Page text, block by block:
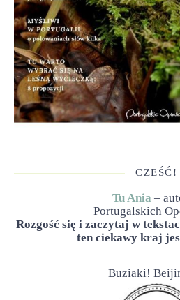
CZEŚĆ!
Tu Ania –
Portugalskich
Rozgość się i zaczytaj w
ten ciekawy kraj
Buziaki!